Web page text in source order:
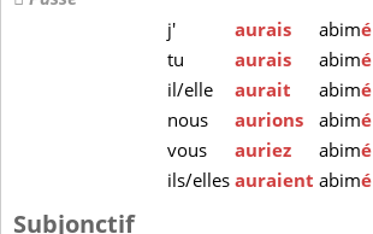
j'
aurais abimé
tu
aurais abimé
il/elle
aurait abimé
nous
aurions abimé
vous
auriez abimé
ils/ellesauraient abimé
Subjonctif